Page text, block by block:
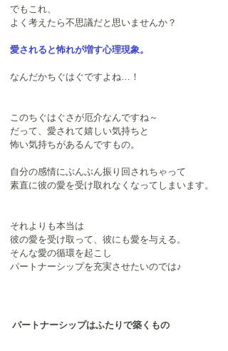
でもこれ、
よく考えたら不思議だと思いませんか？
愛されると怖れが増す心理現象。
なんだかちぐはぐですよね…！
このちぐはぐさが厄介なんですね～
だって、愛されて嬉しい気持ちと
怖い気持ちがあるんですもの。
自分の感情にぶんぶん振り回されちゃって
素直に彼の愛を受け取れなくなってしまいます。
それよりも本当は
彼の愛を受け取って、彼にも愛を与える。
そんな愛の循環を起こし
パートナーシップを充実させたいのでは♪
パートナーシップはふたりで築くもの